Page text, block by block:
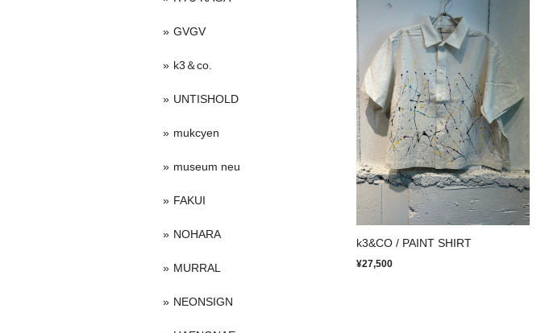
k3&CO / PAINT SHIRT
¥27,500
GVGV
k3＆co.
UNTISHOLD
mukcyen
museum neu
FAKUI
NOHARA
MURRAL
NEONSIGN